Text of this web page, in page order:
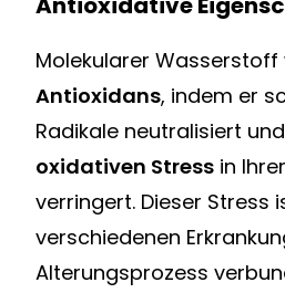
Molekularer Wasserstoff
Antioxidans, indem er
Radikale neutralisiert
oxidativen Stress in
verringert. Dieser Stress
verschiedenen
Alterungsprozess